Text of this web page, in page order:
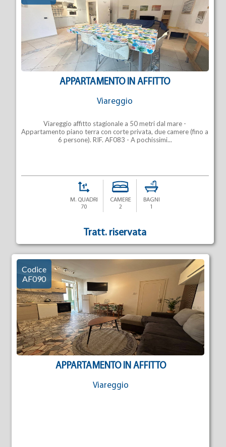
APPARTAMENTO IN AFFITTO
Viareggio
Viareggio affitto stagionale a 50 metri dal mare -
Appartamento piano terra con corte privata, due camere (fino a
6 persone). RIF. AF083 - A pochissimi...
M. QUADRI
70
CAMERE
2
BAGNI
1
Tratt. riservata
APPARTAMENTO IN AFFITTO
Viareggio
Codice
AF090